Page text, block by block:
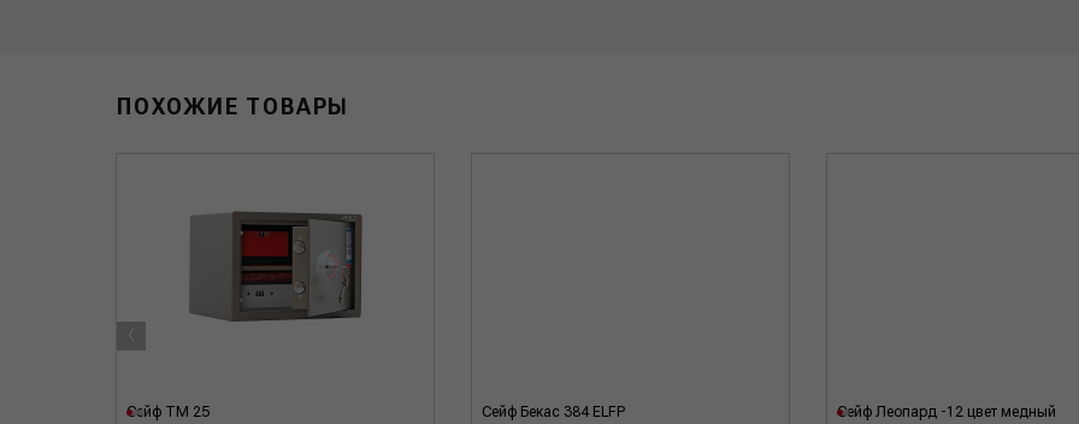
ПОХОЖИЕ ТОВАРЫ
Сейф TM 25 Сейф Бекас 384 ELFP Сейф Леопард -12 цвет медный
‹